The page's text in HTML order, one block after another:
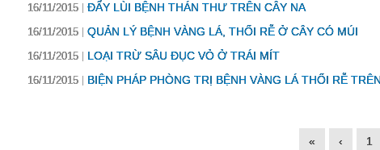
16/11/2015 ĐẨY LÙI BỆNH THÁN THƯ TRÊN CÂY NA
16/11/2015 QUẢN LÝ BỆNH VÀNG LÁ, THỐI RỄ Ở CÂY CÓ MÚI
16/11/2015 LOẠI TRỪ SÂU ĐỤC VỎ Ở TRÁI MÍT
16/11/2015 BIỆN PHÁP PHÒNG TRỊ BỆNH VÀNG LÁ THỐI RỄ
« ‹ 1